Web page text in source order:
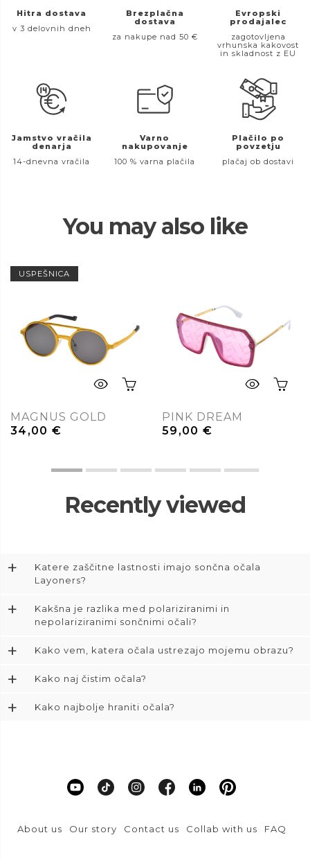
Hitra dostava
v 3 delovnih dneh
Brezplačna
dostava
za nakupe nad 50 €
Evropski
prodajalec
zagotovljena
vrhunska kakovost
in skladnost z EU
Jamstvo vračila
denarja
14-dnevna vračila
Varno
nakupovanje
100 % varna plačila
Plačilo po
povzetju
plačaj ob dostavi
You may also like
USPEŠNICA
MAGNUS GOLD
34,00€
PINK DREAM
59,00€
Recently viewed
+
Katere zaščitne lastnosti imajo sončna očala
Layoners?
+
Kakšna je razlika med polariziranimi in
nepolariziranimi sončnimi očali?
+ Kako vem, katera očala ustrezajo mojemu obrazu?
+ Kako naj čistim očala?
+ Kako najbolje hraniti očala?
About us Our story Contact us Collab with us FAQ